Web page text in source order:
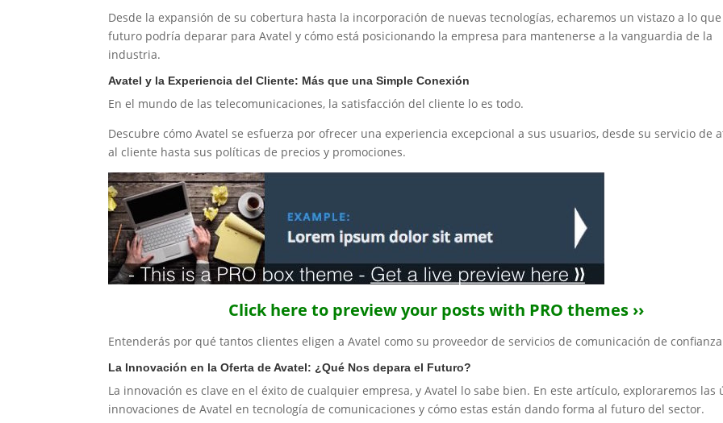
Desde la expansión de su cobertura hasta la incorporación de nuevas tecnologías, echaremos un vistazo a lo
futuro podría deparar para Avatel y cómo está posicionando la empresa para mantenerse a la vanguardia de la
industria.
Avatel y la Experiencia del Cliente: Más que una Simple Conexión
En el mundo de las telecomunicaciones, la satisfacción del cliente lo es todo.
Descubre cómo Avatel se esfuerza por ofrecer una experiencia excepcional a sus usuarios, desde su servicio de
al cliente hasta sus políticas de precios y promociones.
Click here to preview your posts with PRO themes ››
Entenderás por qué tantos clientes eligen a Avatel como su proveedor de servicios de comunicación de
La Innovación en la Oferta de Avatel: ¿Qué Nos depara el Futuro?
La innovación es clave en el éxito de cualquier empresa, y Avatel lo sabe bien. En este artículo, exploraremos las
innovaciones de Avatel en tecnología de comunicaciones y cómo estas están dando forma al futuro del sector.